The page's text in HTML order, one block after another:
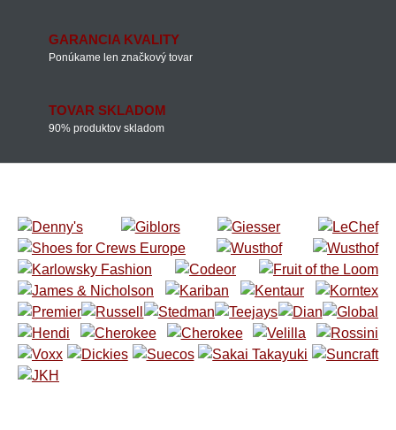
GARANCIA KVALITY
Ponúkame len značkový tovar
TOVAR SKLADOM
90% produktov skladom